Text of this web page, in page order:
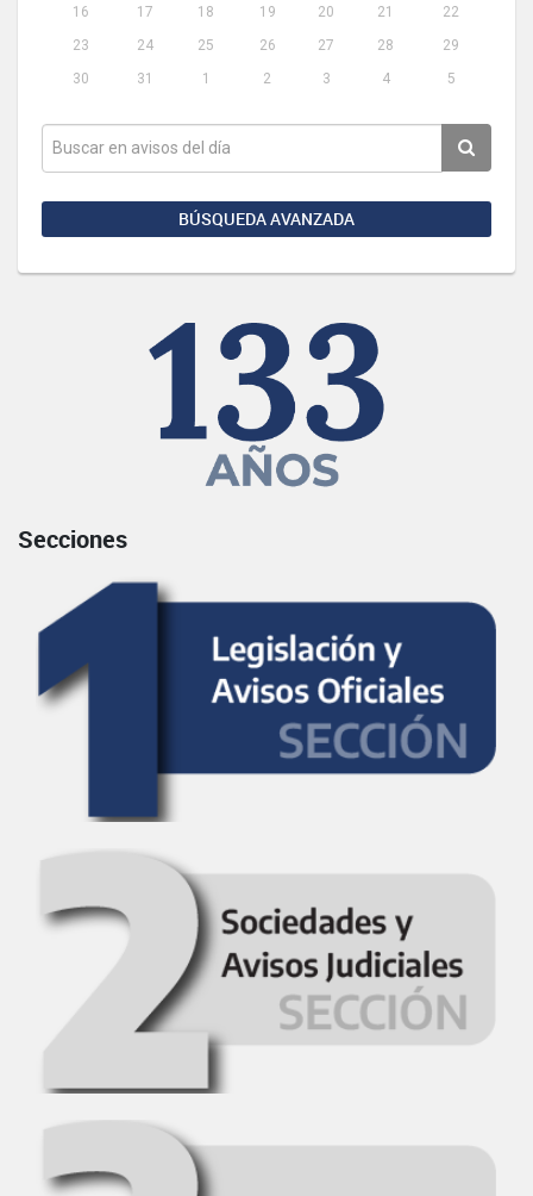
16
17 18 19 20 21
22
23
24 25 26 27 28
29
30
31 1 2 3 4 5
BÚSQUEDA AVANZADA
Secciones